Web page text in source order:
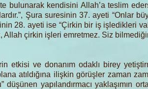
bulunarak kendisini Allah’a teslim
Şura suresinin 37. ayeti “Onlar
28. ayeti ise “Çirkin bir iş işledikleri
Allah çirkin işleri emretmez. Siz
etkisi ve donanım odaklı birey
atıldığına ilişkin görüşler zaman
yapılandırmacı yaklaşımın